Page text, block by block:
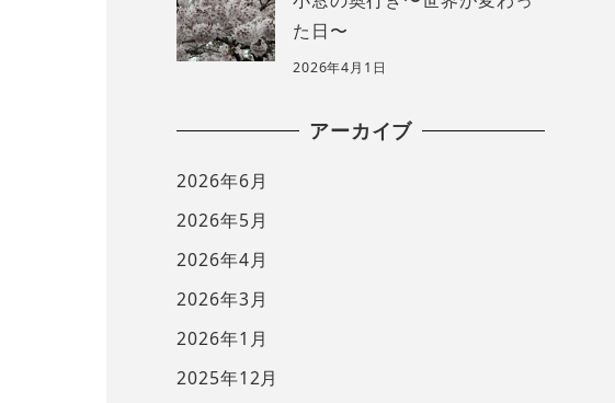
た日〜
2026年4月1日
アーカイブ
2026年6月
2026年5月
2026年4月
2026年3月
2026年1月
2025年12月